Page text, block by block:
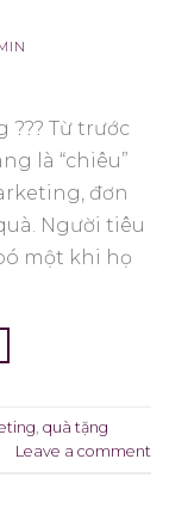
Từ trước
là “chiêu”
đơn
Người tiêu
một khi họ
quà tặng
Leave a comment